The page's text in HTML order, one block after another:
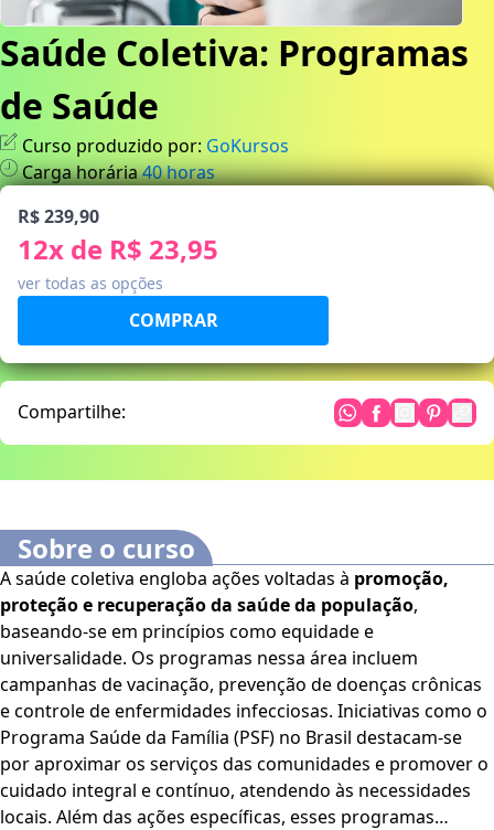
Saúde Coletiva: Programas
de Saúde
Curso produzido por: GoKursos
Carga horária40horas
R$ 239,90
12x de R$ 23,95
ver todas as opções
Compartilhe:
Sobre o curso
A saúde coletiva engloba ações voltadas à promoção,
proteção e recuperação da saúde da população,
baseando-se em princípios como equidade e
universalidade. Os programas nessa área incluem
campanhas de vacinação, prevenção de doenças crônicas
e controle de enfermidades infecciosas. Iniciativas como o
Programa Saúde da Família (PSF) no Brasil destacam-se
por aproximar os serviços das comunidades e promover o
cuidado integral e contínuo, atendendo às necessidades
locais. Além das ações específicas, esses programas